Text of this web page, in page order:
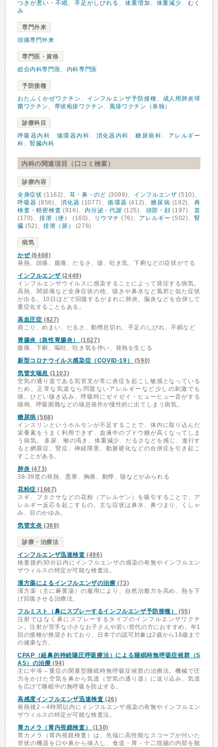
つきが悪い・不眠、 手足がしびれる 、 体重増加 、 体重減少、むく
み
専門外来
頭痛専門外来
専門医・資格
総合内科専門医、 内科専門医
予防接種
おたふくかぜワクチン 、 インフルエンザ予防接種、
成人用肺炎球
菌ワクチン 、 帯状疱疹ワクチン、 風疹ワクチン（単独）
診療科目
呼吸器内科、 循環器内科、 消化器内科 、糖尿病科、 アレルギー
科、腎臓内科
内科の関連項目（口コミ検索）
診療内容
全身症状 (1162)、 耳・鼻・のど (3099)、 インフルエンザ (510)、
呼吸器 (856)、 消化器 (1077)、循環器 (412)、糖尿病 (192)、再
検査・精密検査 (916)、 内分泌・代謝 (125)、 頭部・顔 (197)、首
(170)、排泄（便） (160)、 リウマチ (76)、 アレルギー (502)、腎
臓 (52)、排泄（尿） (278)
病気
かぜ(6468)
発熱、頭痛、腹痛、だるさ、咳、吐き気、下痢などの症状がでる
インフルエンザ(2449)
インフルエンザウイルスに感染することによって発症する病気。
高熱、関節痛など全身症状の他、咳きや鼻水など風邪と似た症状
が出る。10日ほどで回復するがまれに肺炎、脳炎などを合併して
重症化することもある。
高血圧症 (827)
肩こり、めまい、だるさ、動悸息切れ、手足のしびれ、不眠など
胃腸炎（急性胃腸炎）
(1027)
腹痛、下痢、嘔吐、吐き気を伴い、発熱を生じる
新型コロナウイルス感染症（COVID-19）
(590)
気管支喘息 (1103)
空気の通り道である気管支が常に炎症を起こし敏感となっている
ため、正常な気道なら問題ないアレルギーなど少しの刺激でも
痰、ひどい咳き込み、呼吸時にゼイゼイ・ヒューヒュー音がする
喘鳴、呼吸困難などの喘息発作が慢性的に出てしまう病気。
糖尿病 (568)
インスリンというホルモンが不足することで、体内に取り込んだ
栄養素をうまく利用できず、血液中のブドウ糖が高くなってしま
う病気。 多尿、喉の渇き、体重減少、だるさなどを感じ、進行す
ると網膜症、腎症、神経障害、動脈硬化などの合併症を引き起こ
すことがある。
肺炎 (473)
38-39度の発熱、悪寒、胸痛、動悸、咳などがみられる
花粉症 (1667)
スギ、ブタクサなどの花粉（アレルゲン）を吸引することで、ア
レルギー反応を起こすもの。主な症状は鼻水、鼻づまり、くしゃ
み、目のかゆみ。
気管支炎 (369)
診療・治療法
インフルエンザ迅速検査 (496)
検査後約30分以内にインフルエンザの感染の有無やインフルエン
ザウィルスの特定が可能な検査法。
漢方薬によるインフルエンザの治療 (73)
漢方薬（主に麻黄湯）の服用により、自然治癒力を高め、熱を下
げ回復させる治療法。
フルミスト（鼻にスプレーするインフルエンザ予防接種）
(55)
注射ではなく鼻にスプレーするタイプのインフルエンザワクチ
ン。注射が苦手な小さなお子さんや若い世代の方におすすめ。年1
回の接種が推奨されており、日本での認可対象は2歳から18歳まで
の健康な方。
CPAP（経鼻的持続陽圧呼吸療法）による睡眠時無呼吸症候群（S
AS）の治療 (94)
主に中等～重症の閉塞型睡眠時無呼吸症候群の治療法。機械で圧
力をかけた空気を鼻から気道（空気の通り道）に送り込み、気道
を広げて睡眠中の無呼吸を防止する。
高感度インフルエンザ迅速検査 (26)
発熱後2～4時間以内にインフルエンザ感染の有無やインフルエン
ザウィルスの特定が可能な検査法。
胃カメラ（胃内視鏡検査）
(130)
胃カメラ（胃内視鏡検査）は、先端に高性能なスコープが付いた
管状の機器を口や鼻から挿入し、食道・胃・十二指腸の内部を観